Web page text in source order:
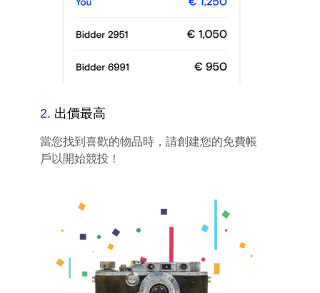
2. 出價最高
當您找到喜歡的物品時，請創建您的免費帳
戶以開始競投！